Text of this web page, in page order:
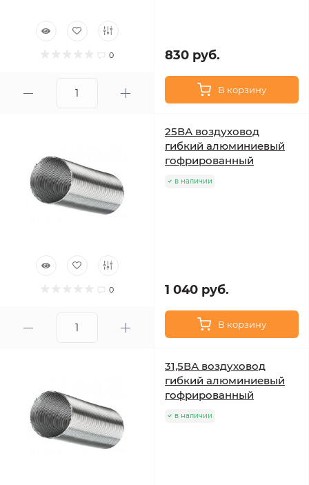
0 830 руб.
В корзину
0
25ВА воздуховод
гибкий алюминиевый
гофрированный
в наличии
1 040 руб.
В корзину
31,5ВА воздуховод
гибкий алюминиевый
гофрированный
в наличии